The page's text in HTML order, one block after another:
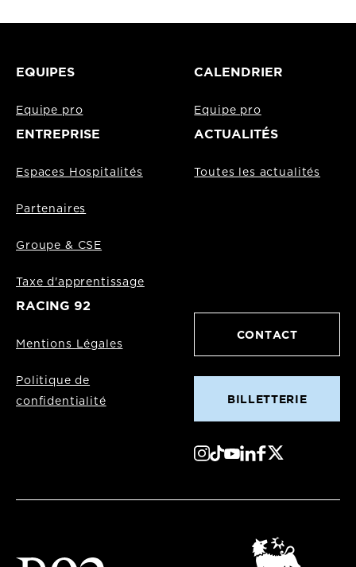
EQUIPES
Equipe pro
CALENDRIER
Equipe pro
ENTREPRISE
Espaces Hospitalités
Partenaires
Groupe & CSE
Taxe d'apprentissage
ACTUALITÉS
Toutes les actualités
RACING 92
Mentions Légales
Politique de
confidentialité
CONTACT
BILLETTERIE